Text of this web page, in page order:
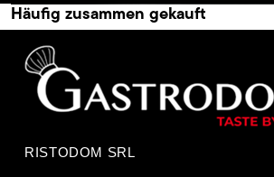
Häufig zusammen gekauft
RISTODOM SRL